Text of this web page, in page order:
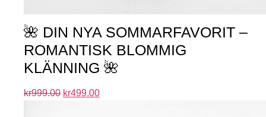
🌺 DIN NYA SOMMARFAVORIT –
ROMANTISK BLOMMIG
KLÄNNING 🌺
kr999.00 kr499.00